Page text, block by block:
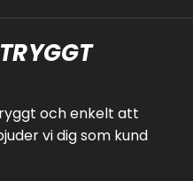
och enkelt att
vi dig som kund